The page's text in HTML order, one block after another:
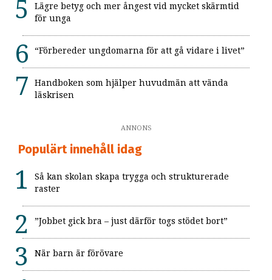
Lägre betyg och mer ångest vid mycket skärmtid
för unga
“Förbereder ungdomarna för att gå vidare i livet”
Handboken som hjälper huvudmän att vända
läskrisen
ANNONS
Populärt innehåll idag
Så kan skolan skapa trygga och strukturerade
raster
”Jobbet gick bra – just därför togs stödet bort”
När barn är förövare